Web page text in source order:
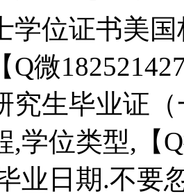
学位证书美
Q微
究生毕业证
,学位类型,【
业日期.不要